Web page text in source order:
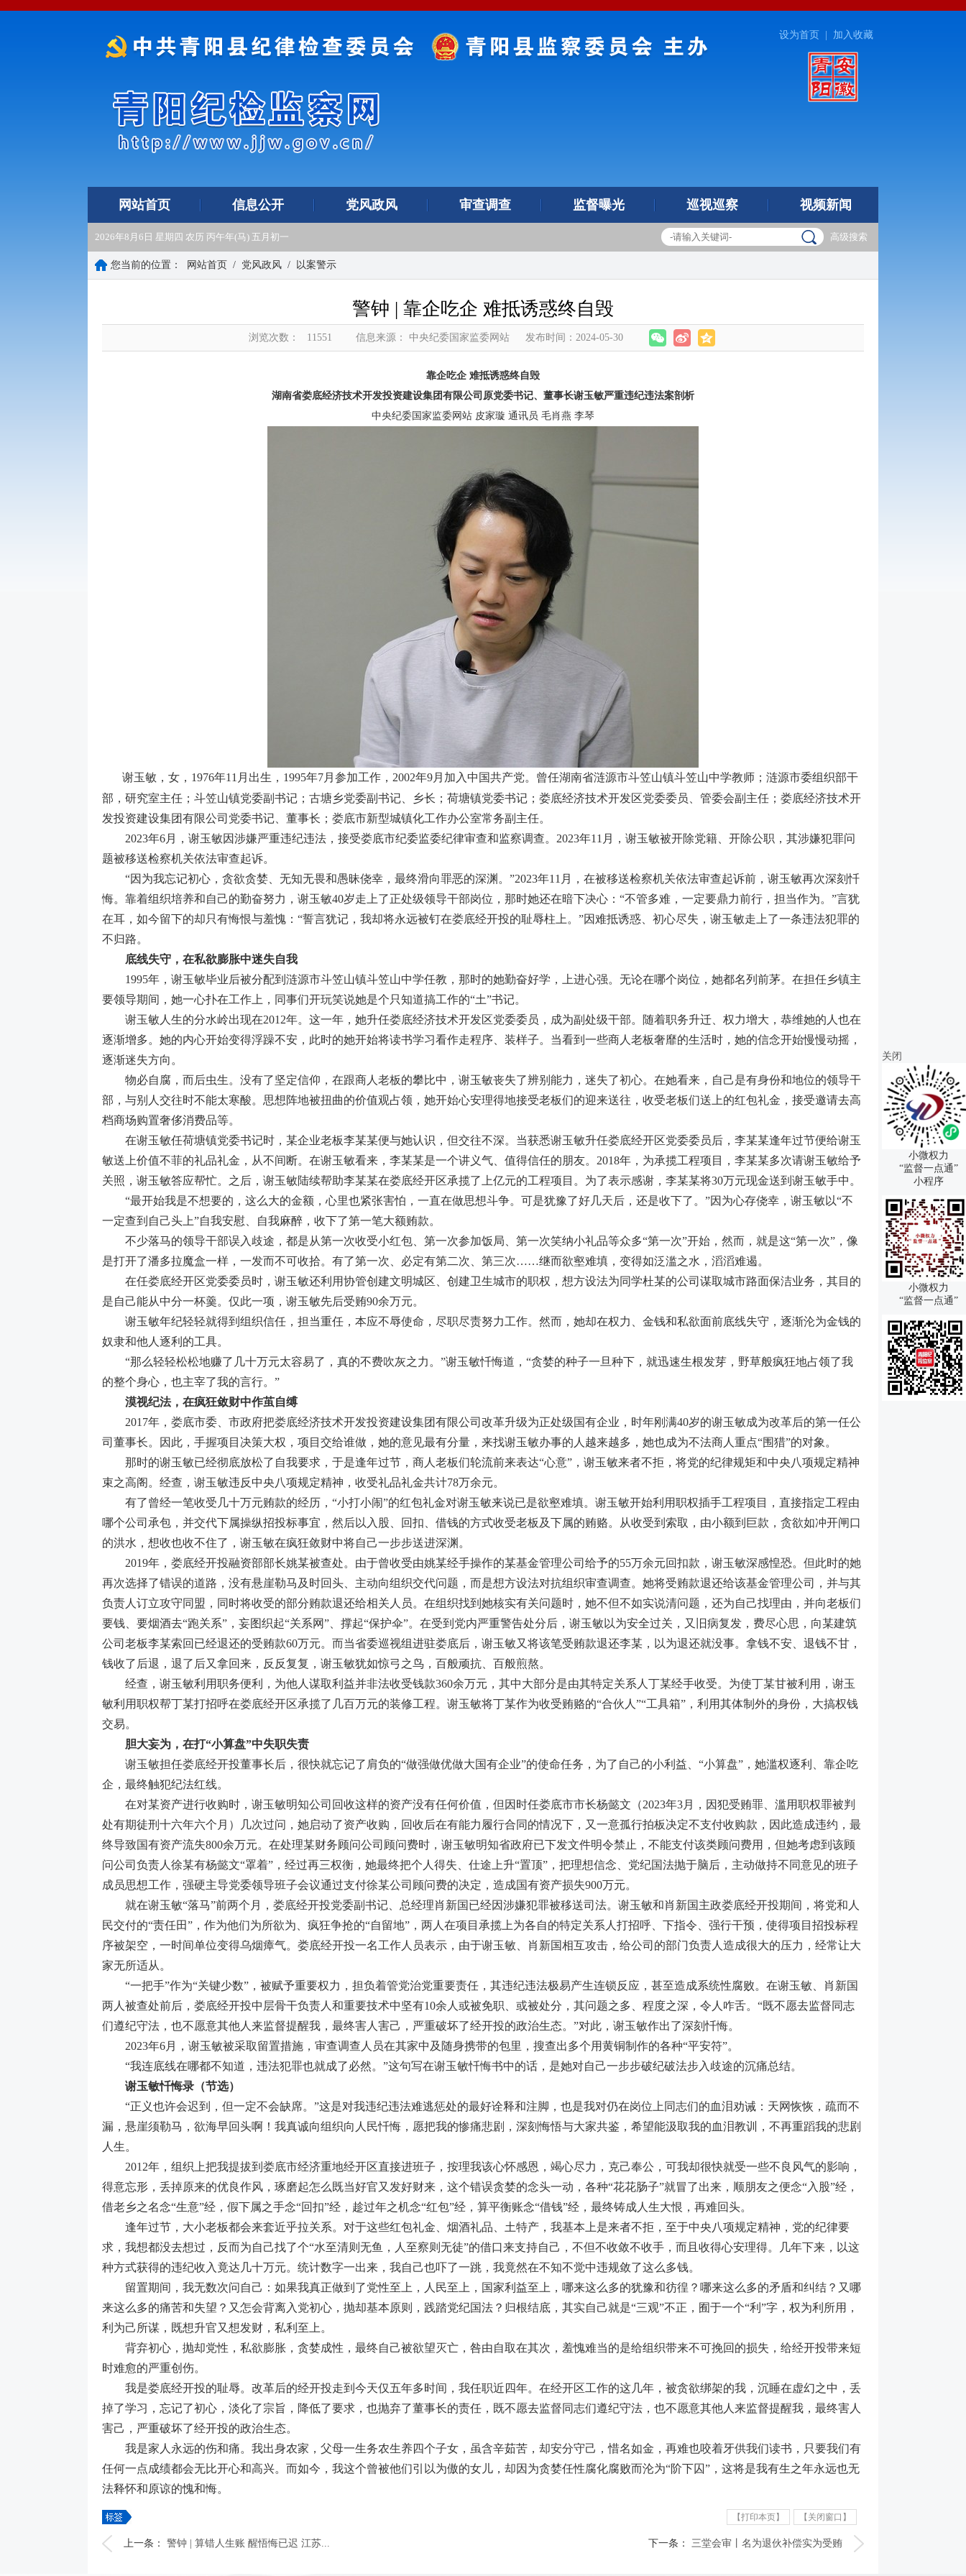
设为首页 加入收藏
网站首页 信息公开 党风政风 审查调查 监督曝光 巡视巡察 视频新闻
2026年8月6日 星期四 农历 丙午年(马) 五月初一 高级搜索
您当前的位置： 网站首页 / 党风政风 / 以案警示
警钟 | 靠企吃企 难抵诱惑终自毁
浏览次数： 11551 信息来源： 中央纪委国家监委网站 发布时间：2024-05-30
靠企吃企 难抵诱惑终自毁
湖南省娄底经济技术开发投资建设集团有限公司原党委书记、董事长谢玉敏严重违纪违法案剖析
中央纪委国家监委网站 皮家璇 通讯员 毛肖燕 李琴
谢玉敏，女，1976年11月出生，1995年7月参加工作，2002年9月加入中国共产党。曾任湖南省涟源市斗笠山镇斗笠山中学教师；涟源市委组织部干
部，研究室主任；斗笠山镇党委副书记；古塘乡党委副书记、乡长；荷塘镇党委书记；娄底经济技术开发区党委委员、管委会副主任；娄底经济技术开
发投资建设集团有限公司党委书记、董事长；娄底市新型城镇化工作办公室常务副主任。
2023年6月，谢玉敏因涉嫌严重违纪违法，接受娄底市纪委监委纪律审查和监察调查。2023年11月，谢玉敏被开除党籍、开除公职，其涉嫌犯罪问
题被移送检察机关依法审查起诉。
“因为我忘记初心，贪欲贪婪、无知无畏和愚昧侥幸，最终滑向罪恶的深渊。”2023年11月，在被移送检察机关依法审查起诉前，谢玉敏再次深刻忏
悔。靠着组织培养和自己的勤奋努力，谢玉敏40岁走上了正处级领导干部岗位，那时她还在暗下决心：“不管多难，一定要鼎力前行，担当作为。”言犹
在耳，如今留下的却只有悔恨与羞愧：“誓言犹记，我却将永远被钉在娄底经开投的耻辱柱上。”因难抵诱惑、初心尽失，谢玉敏走上了一条违法犯罪的
不归路。
底线失守，在私欲膨胀中迷失自我
1995年，谢玉敏毕业后被分配到涟源市斗笠山镇斗笠山中学任教，那时的她勤奋好学，上进心强。无论在哪个岗位，她都名列前茅。在担任乡镇主
要领导期间，她一心扑在工作上，同事们开玩笑说她是个只知道搞工作的“土”书记。
谢玉敏人生的分水岭出现在2012年。这一年，她升任娄底经济技术开发区党委委员，成为副处级干部。随着职务升迁、权力增大，恭维她的人也在
逐渐增多。她的内心开始变得浮躁不安，此时的她开始将读书学习看作走程序、装样子。当看到一些商人老板奢靡的生活时，她的信念开始慢慢动摇，
逐渐迷失方向。
物必自腐，而后虫生。没有了坚定信仰，在跟商人老板的攀比中，谢玉敏丧失了辨别能力，迷失了初心。在她看来，自己是有身份和地位的领导干
部，与别人交往时不能太寒酸。思想阵地被扭曲的价值观占领，她开始心安理得地接受老板们的迎来送往，收受老板们送上的红包礼金，接受邀请去高
档商场购置奢侈消费品等。
在谢玉敏任荷塘镇党委书记时，某企业老板李某某便与她认识，但交往不深。当获悉谢玉敏升任娄底经开区党委委员后，李某某逢年过节便给谢玉
敏送上价值不菲的礼品礼金，从不间断。在谢玉敏看来，李某某是一个讲义气、值得信任的朋友。2018年，为承揽工程项目，李某某多次请谢玉敏给予
关照，谢玉敏答应帮忙。之后，谢玉敏陆续帮助李某某在娄底经开区承揽了上亿元的工程项目。为了表示感谢，李某某将30万元现金送到谢玉敏手中。
“最开始我是不想要的，这么大的金额，心里也紧张害怕，一直在做思想斗争。可是犹豫了好几天后，还是收下了。”因为心存侥幸，谢玉敏以“不
一定查到自己头上”自我安慰、自我麻醉，收下了第一笔大额贿款。
不少落马的领导干部误入歧途，都是从第一次收受小红包、第一次参加饭局、第一次笑纳小礼品等众多“第一次”开始，然而，就是这“第一次”，像
是打开了潘多拉魔盒一样，一发而不可收拾。有了第一次、必定有第二次、第三次……继而欲壑难填，变得如泛滥之水，滔滔难遏。
在任娄底经开区党委委员时，谢玉敏还利用协管创建文明城区、创建卫生城市的职权，想方设法为同学杜某的公司谋取城市路面保洁业务，其目的
是自己能从中分一杯羹。仅此一项，谢玉敏先后受贿90余万元。
谢玉敏年纪轻轻就得到组织信任，担当重任，本应不辱使命，尽职尽责努力工作。然而，她却在权力、金钱和私欲面前底线失守，逐渐沦为金钱的
奴隶和他人逐利的工具。
“那么轻轻松松地赚了几十万元太容易了，真的不费吹灰之力。”谢玉敏忏悔道，“贪婪的种子一旦种下，就迅速生根发芽，野草般疯狂地占领了我
的整个身心，也主宰了我的言行。”
漠视纪法，在疯狂敛财中作茧自缚
2017年，娄底市委、市政府把娄底经济技术开发投资建设集团有限公司改革升级为正处级国有企业，时年刚满40岁的谢玉敏成为改革后的第一任公
司董事长。因此，手握项目决策大权，项目交给谁做，她的意见最有分量，来找谢玉敏办事的人越来越多，她也成为不法商人重点“围猎”的对象。
那时的谢玉敏已经彻底放松了自我要求，于是逢年过节，商人老板们轮流前来表达“心意”，谢玉敏来者不拒，将党的纪律规矩和中央八项规定精神
束之高阁。经查，谢玉敏违反中央八项规定精神，收受礼品礼金共计78万余元。
有了曾经一笔收受几十万元贿款的经历，“小打小闹”的红包礼金对谢玉敏来说已是欲壑难填。谢玉敏开始利用职权插手工程项目，直接指定工程由
哪个公司承包，并交代下属操纵招投标事宜，然后以入股、回扣、借钱的方式收受老板及下属的贿赂。从收受到索取，由小额到巨款，贪欲如冲开闸口
的洪水，想收也收不住了，谢玉敏在疯狂敛财中将自己一步步送进深渊。
2019年，娄底经开投融资部部长姚某被查处。由于曾收受由姚某经手操作的某基金管理公司给予的55万余元回扣款，谢玉敏深感惶恐。但此时的她
再次选择了错误的道路，没有悬崖勒马及时回头、主动向组织交代问题，而是想方设法对抗组织审查调查。她将受贿款退还给该基金管理公司，并与其
负责人订立攻守同盟，同时将收受的部分贿款退还给相关人员。在组织找到她核实有关问题时，她不但不如实说清问题，还为自己找理由，并向老板们
要钱、要烟酒去“跑关系”，妄图织起“关系网”、撑起“保护伞”。在受到党内严重警告处分后，谢玉敏以为安全过关，又旧病复发，费尽心思，向某建筑
公司老板李某索回已经退还的受贿款60万元。而当省委巡视组进驻娄底后，谢玉敏又将该笔受贿款退还李某，以为退还就没事。拿钱不安、退钱不甘，
钱收了后退，退了后又拿回来，反反复复，谢玉敏犹如惊弓之鸟，百般顽抗、百般煎熬。
经查，谢玉敏利用职务便利，为他人谋取利益并非法收受钱款360余万元，其中大部分是由其特定关系人丁某经手收受。为使丁某甘被利用，谢玉
敏利用职权帮丁某打招呼在娄底经开区承揽了几百万元的装修工程。谢玉敏将丁某作为收受贿赂的“合伙人”“工具箱”，利用其体制外的身份，大搞权钱
交易。
胆大妄为，在打“小算盘”中失职失责
谢玉敏担任娄底经开投董事长后，很快就忘记了肩负的“做强做优做大国有企业”的使命任务，为了自己的小利益、“小算盘”，她滥权逐利、靠企吃
企，最终触犯纪法红线。
在对某资产进行收购时，谢玉敏明知公司回收这样的资产没有任何价值，但因时任娄底市市长杨懿文（2023年3月，因犯受贿罪、滥用职权罪被判
处有期徒刑十六年六个月）几次过问，她启动了资产收购，回收后在有能力履行合同的情况下，又一意孤行拍板决定不支付收购款，因此造成违约，最
终导致国有资产流失800余万元。在处理某财务顾问公司顾问费时，谢玉敏明知省政府已下发文件明令禁止，不能支付该类顾问费用，但她考虑到该顾
问公司负责人徐某有杨懿文“罩着”，经过再三权衡，她最终把个人得失、仕途上升“置顶”，把理想信念、党纪国法抛于脑后，主动做持不同意见的班子
成员思想工作，强硬主导党委领导班子会议通过支付徐某公司顾问费的决定，造成国有资产损失900万元。
就在谢玉敏“落马”前两个月，娄底经开投党委副书记、总经理肖新国已经因涉嫌犯罪被移送司法。谢玉敏和肖新国主政娄底经开投期间，将党和人
民交付的“责任田”，作为他们为所欲为、疯狂争抢的“自留地”，两人在项目承揽上为各自的特定关系人打招呼、下指令、强行干预，使得项目招投标程
序被架空，一时间单位变得乌烟瘴气。娄底经开投一名工作人员表示，由于谢玉敏、肖新国相互攻击，给公司的部门负责人造成很大的压力，经常让大
家无所适从。
“一把手”作为“关键少数”，被赋予重要权力，担负着管党治党重要责任，其违纪违法极易产生连锁反应，甚至造成系统性腐败。在谢玉敏、肖新国
两人被查处前后，娄底经开投中层骨干负责人和重要技术中坚有10余人或被免职、或被处分，其问题之多、程度之深，令人咋舌。“既不愿去监督同志
们遵纪守法，也不愿意其他人来监督提醒我，最终害人害己，严重破坏了经开投的政治生态。”对此，谢玉敏作出了深刻忏悔。
2023年6月，谢玉敏被采取留置措施，审查调查人员在其家中及随身携带的包里，搜查出多个用黄铜制作的各种“平安符”。
“我连底线在哪都不知道，违法犯罪也就成了必然。”这句写在谢玉敏忏悔书中的话，是她对自己一步步破纪破法步入歧途的沉痛总结。
谢玉敏忏悔录（节选）
“正义也许会迟到，但一定不会缺席。”这是对我违纪违法难逃惩处的最好诠释和注脚，也是我对仍在岗位上同志们的血泪劝诫：天网恢恢，疏而不
漏，悬崖须勒马，欲海早回头啊！我真诚向组织向人民忏悔，愿把我的惨痛悲剧，深刻悔悟与大家共鉴，希望能汲取我的血泪教训，不再重蹈我的悲剧
人生。
2012年，组织上把我提拔到娄底市经济重地经开区直接进班子，按理我该心怀感恩，竭心尽力，克己奉公，可我却很快就受一些不良风气的影响，
得意忘形，丢掉原来的优良作风，琢磨起怎么既当好官又发好财来，这个错误贪婪的念头一动，各种“花花肠子”就冒了出来，顺朋友之便念“入股”经，
借老乡之名念“生意”经，假下属之手念“回扣”经，趁过年之机念“红包”经，算平衡账念“借钱”经，最终铸成人生大恨，再难回头。
逢年过节，大小老板都会来套近乎拉关系。对于这些红包礼金、烟酒礼品、土特产，我基本上是来者不拒，至于中央八项规定精神，党的纪律要
求，我想都没去想过，反而为自己找了个“水至清则无鱼，人至察则无徒”的借口来支持自己，不但不收敛不收手，而且收得心安理得。几年下来，以这
种方式获得的违纪收入竟达几十万元。统计数字一出来，我自己也吓了一跳，我竟然在不知不觉中违规敛了这么多钱。
留置期间，我无数次问自己：如果我真正做到了党性至上，人民至上，国家利益至上，哪来这么多的犹豫和彷徨？哪来这么多的矛盾和纠结？又哪
来这么多的痛苦和失望？又怎会背离入党初心，抛却基本原则，践踏党纪国法？归根结底，其实自己就是“三观”不正，囿于一个“利”字，权为利所用，
利为己所谋，既想升官又想发财，私利至上。
背弃初心，抛却党性，私欲膨胀，贪婪成性，最终自己被欲望灭亡，咎由自取在其次，羞愧难当的是给组织带来不可挽回的损失，给经开投带来短
时难愈的严重创伤。
我是娄底经开投的耻辱。改革后的经开投走到今天仅五年多时间，我任职近四年。在经开区工作的这几年，被贪欲绑架的我，沉睡在虚幻之中，丢
掉了学习，忘记了初心，淡化了宗旨，降低了要求，也抛弃了董事长的责任，既不愿去监督同志们遵纪守法，也不愿意其他人来监督提醒我，最终害人
害己，严重破坏了经开投的政治生态。
我是家人永远的伤和痛。我出身农家，父母一生务农生养四个子女，虽含辛茹苦，却安分守己，惜名如金，再难也咬着牙供我们读书，只要我们有
任何一点成绩都会无比开心和高兴。而如今，我这个曾被他们引以为傲的女儿，却因为贪婪任性腐化腐败而沦为“阶下囚”，这将是我有生之年永远也无
法释怀和原谅的愧和悔。
【打印本页】 【关闭窗口】
上一条： 警钟 | 算错人生账 醒悟悔已迟 江苏... 下一条： 三堂会审丨名为退伙补偿实为受贿
关闭
小微权力
“监督一点通”
小程序
小微权力
“监督一点通”